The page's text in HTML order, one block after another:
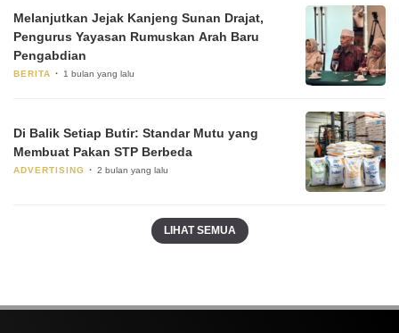
Melanjutkan Jejak Kanjeng Sunan Drajat,
Pengurus Yayasan Rumuskan Arah Baru
Pengabdian
BERITA 1 bulan yang lalu
Di Balik Setiap Butir: Standar Mutu yang
Membuat Pakan STP Berbeda
ADVERTISING 2 bulan yang lalu
LIHAT SEMUA